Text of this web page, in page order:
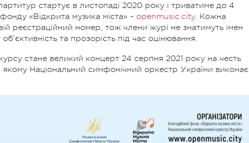
стартує в листопаді 2020 року і триватиме до 4
«Відкрита музика міста» – openmusic.city. Кожна
реєстраційний номер, тож члени журі не знатимуть імен
та прозорість під час оцінювання.
стане великий концерт 24 серпня 2021 року на честь
якому Національний симфонічний оркестр України виконає